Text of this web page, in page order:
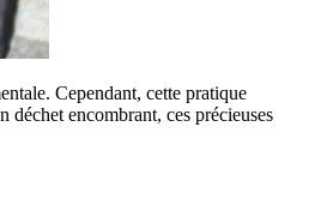
Cependant, cette pratique
encombrant, ces précieuses